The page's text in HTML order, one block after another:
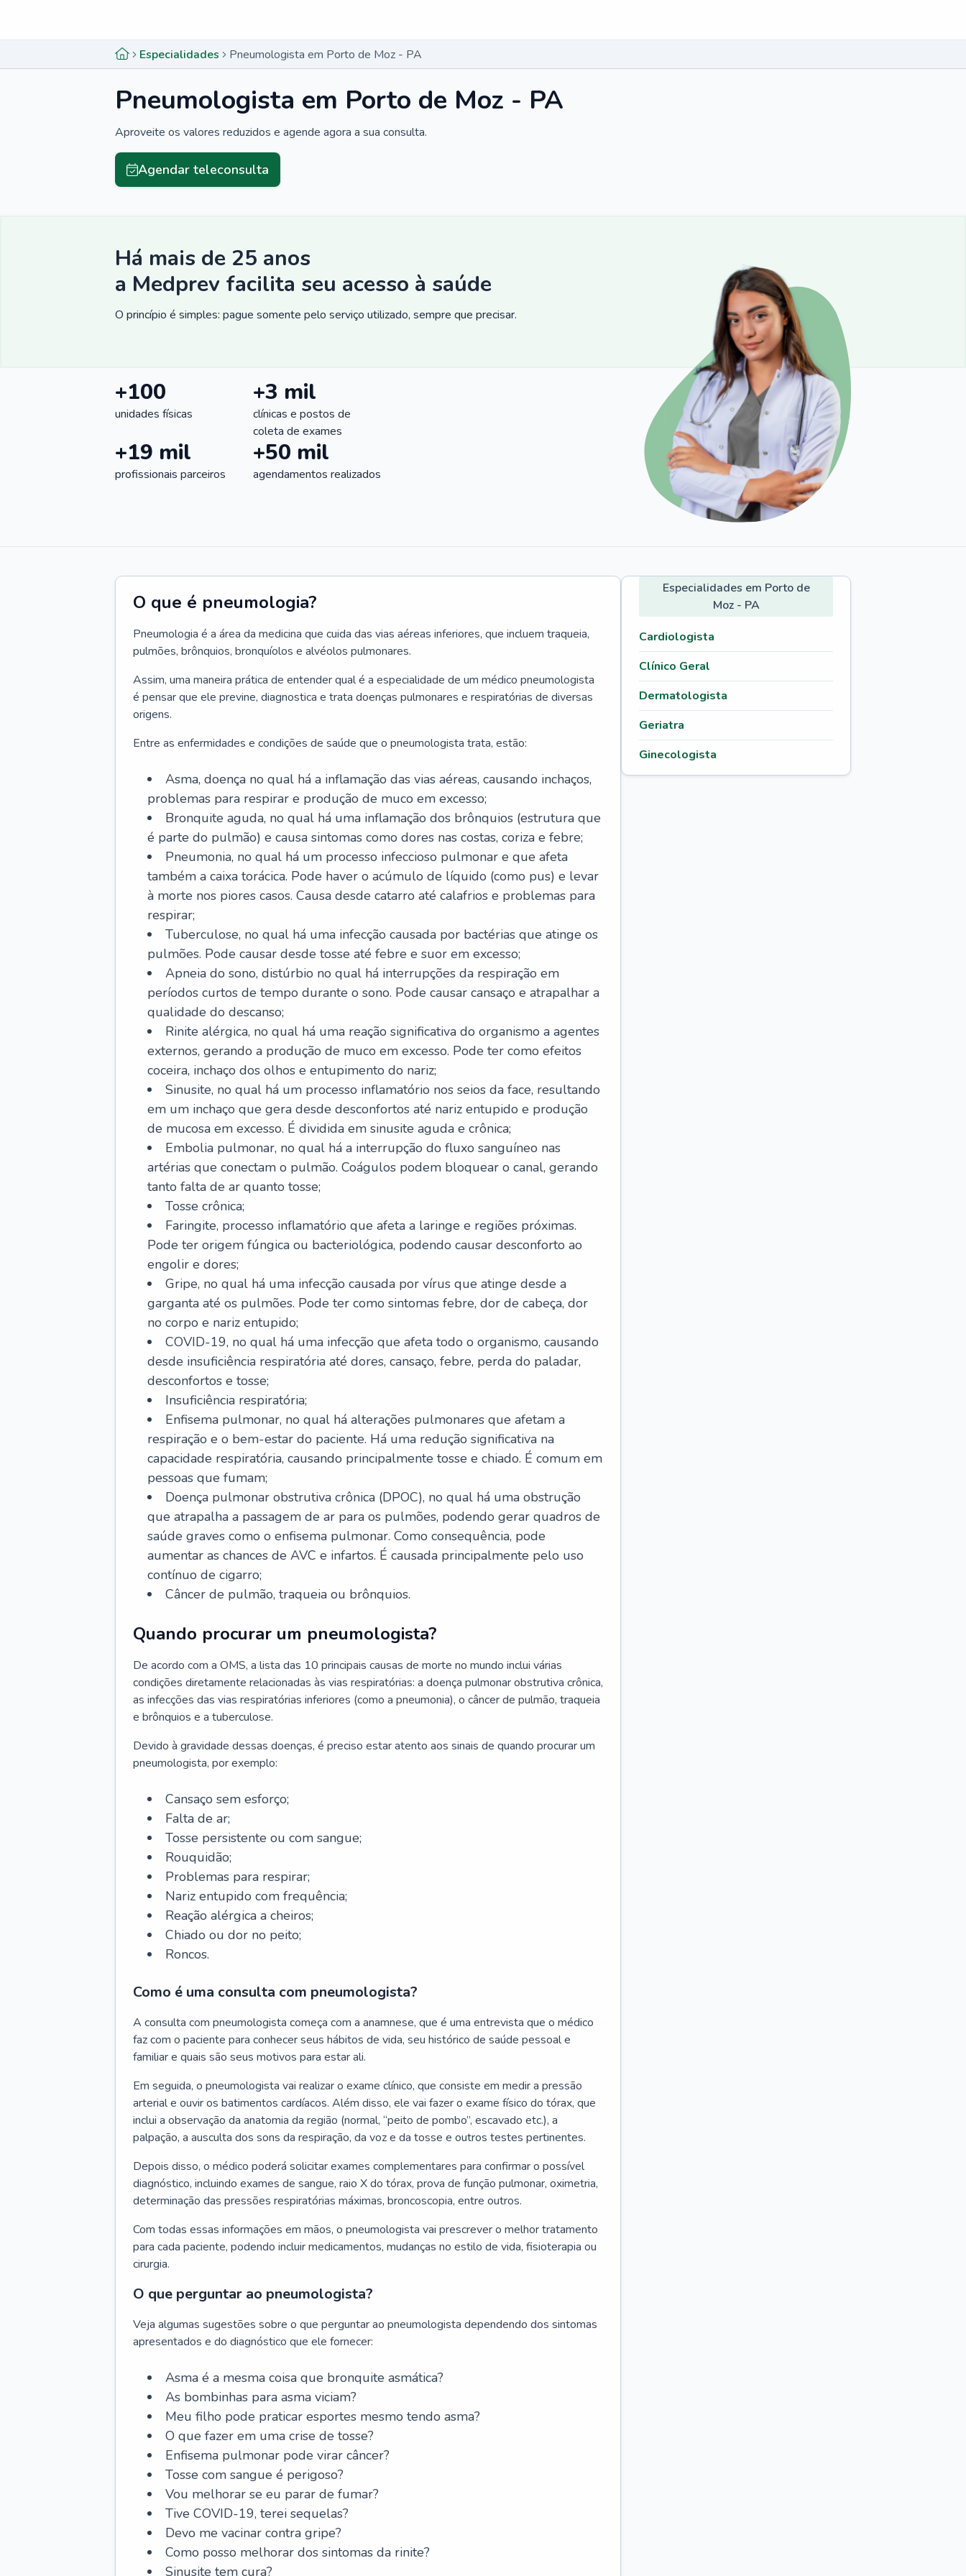
Especialidades Pneumologista em Porto de Moz - PA
Pneumologista em Porto de Moz - PA
Aproveite os valores reduzidos e agende agora a sua consulta.
Agendar teleconsulta
Há mais de 25 anos
a Medprev facilita seu acesso à saúde
O princípio é simples: pague somente pelo serviço utilizado, sempre que precisar.
+100
unidades físicas
+3 mil
clínicas e postos de
coleta de exames
+19 mil
profissionais parceiros
+50 mil
agendamentos realizados
O que é pneumologia?
Pneumologia é a área da medicina que cuida das vias aéreas inferiores, que incluem traqueia,
pulmões, brônquios, bronquíolos e alvéolos pulmonares.
Assim, uma maneira prática de entender qual é a especialidade de um médico pneumologista
é pensar que ele previne, diagnostica e trata doenças pulmonares e respiratórias de diversas
origens.
Entre as enfermidades e condições de saúde que o pneumologista trata, estão:
Asma, doença no qual há a inflamação das vias aéreas, causando inchaços,
problemas para respirar e produção de muco em excesso;
Bronquite aguda, no qual há uma inflamação dos brônquios (estrutura que
é parte do pulmão) e causa sintomas como dores nas costas, coriza e febre;
Pneumonia, no qual há um processo infeccioso pulmonar e que afeta
também a caixa torácica. Pode haver o acúmulo de líquido (como pus) e levar
à morte nos piores casos. Causa desde catarro até calafrios e problemas para
respirar;
Tuberculose, no qual há uma infecção causada por bactérias que atinge os
pulmões. Pode causar desde tosse até febre e suor em excesso;
Apneia do sono, distúrbio no qual há interrupções da respiração em
períodos curtos de tempo durante o sono. Pode causar cansaço e atrapalhar a
qualidade do descanso;
Rinite alérgica, no qual há uma reação significativa do organismo a agentes
externos, gerando a produção de muco em excesso. Pode ter como efeitos
coceira, inchaço dos olhos e entupimento do nariz;
Sinusite, no qual há um processo inflamatório nos seios da face, resultando
em um inchaço que gera desde desconfortos até nariz entupido e produção
de mucosa em excesso. É dividida em sinusite aguda e crônica;
Embolia pulmonar, no qual há a interrupção do fluxo sanguíneo nas
artérias que conectam o pulmão. Coágulos podem bloquear o canal, gerando
tanto falta de ar quanto tosse;
Tosse crônica;
Faringite, processo inflamatório que afeta a laringe e regiões próximas.
Pode ter origem fúngica ou bacteriológica, podendo causar desconforto ao
engolir e dores;
Gripe, no qual há uma infecção causada por vírus que atinge desde a
garganta até os pulmões. Pode ter como sintomas febre, dor de cabeça, dor
no corpo e nariz entupido;
COVID-19, no qual há uma infecção que afeta todo o organismo, causando
desde insuficiência respiratória até dores, cansaço, febre, perda do paladar,
desconfortos e tosse;
Insuficiência respiratória;
Enfisema pulmonar, no qual há alterações pulmonares que afetam a
respiração e o bem-estar do paciente. Há uma redução significativa na
capacidade respiratória, causando principalmente tosse e chiado. É comum em
pessoas que fumam;
Doença pulmonar obstrutiva crônica (DPOC), no qual há uma obstrução
que atrapalha a passagem de ar para os pulmões, podendo gerar quadros de
saúde graves como o enfisema pulmonar. Como consequência, pode
aumentar as chances de AVC e infartos. É causada principalmente pelo uso
contínuo de cigarro;
Câncer de pulmão, traqueia ou brônquios.
Quando procurar um pneumologista?
De acordo com a OMS, a lista das 10 principais causas de morte no mundo inclui várias
condições diretamente relacionadas às vias respiratórias: a doença pulmonar obstrutiva crônica,
as infecções das vias respiratórias inferiores (como a pneumonia), o câncer de pulmão, traqueia
e brônquios e a tuberculose.
Devido à gravidade dessas doenças, é preciso estar atento aos sinais de quando procurar um
pneumologista, por exemplo:
Cansaço sem esforço;
Falta de ar;
Tosse persistente ou com sangue;
Rouquidão;
Problemas para respirar;
Nariz entupido com frequência;
Reação alérgica a cheiros;
Chiado ou dor no peito;
Roncos.
Como é uma consulta com pneumologista?
A consulta com pneumologista começa com a anamnese, que é uma entrevista que o médico
faz com o paciente para conhecer seus hábitos de vida, seu histórico de saúde pessoal e
familiar e quais são seus motivos para estar ali.
Em seguida, o pneumologista vai realizar o exame clínico, que consiste em medir a pressão
arterial e ouvir os batimentos cardíacos. Além disso, ele vai fazer o exame físico do tórax, que
inclui a observação da anatomia da região (normal, “peito de pombo”, escavado etc.), a
palpação, a ausculta dos sons da respiração, da voz e da tosse e outros testes pertinentes.
Depois disso, o médico poderá solicitar exames complementares para confirmar o possível
diagnóstico, incluindo exames de sangue, raio X do tórax, prova de função pulmonar, oximetria,
determinação das pressões respiratórias máximas, broncoscopia, entre outros.
Com todas essas informações em mãos, o pneumologista vai prescrever o melhor tratamento
para cada paciente, podendo incluir medicamentos, mudanças no estilo de vida, fisioterapia ou
cirurgia.
O que perguntar ao pneumologista?
Veja algumas sugestões sobre o que perguntar ao pneumologista dependendo dos sintomas
apresentados e do diagnóstico que ele fornecer:
Asma é a mesma coisa que bronquite asmática?
As bombinhas para asma viciam?
Meu filho pode praticar esportes mesmo tendo asma?
O que fazer em uma crise de tosse?
Enfisema pulmonar pode virar câncer?
Tosse com sangue é perigoso?
Vou melhorar se eu parar de fumar?
Tive COVID-19, terei sequelas?
Devo me vacinar contra gripe?
Como posso melhorar dos sintomas da rinite?
Sinusite tem cura?
Especialidades em Porto de
Moz - PA
Cardiologista
Clínico Geral
Dermatologista
Geriatra
Ginecologista